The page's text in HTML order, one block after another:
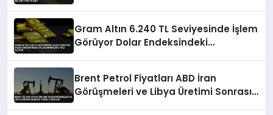
Gram Altın 6.240 TL Seviyesinde İşlem
Görüyor Dolar Endeksindeki
Brent Petrol Fiyatları ABD İran
Görüşmeleri ve Libya Üretimi Sonrası